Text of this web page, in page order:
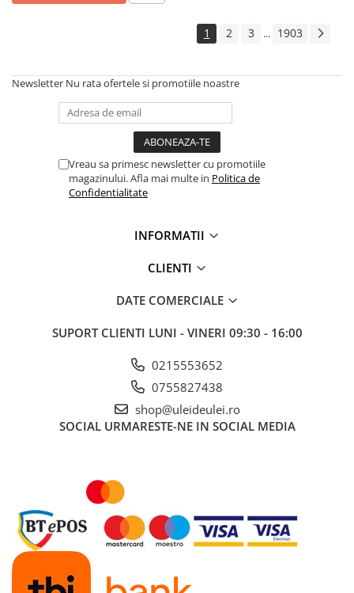
■ Tavite auto portbagaj
■ Accesorii auto interior
■ Accesorii auto exterior
■ Intretinere auto
■ Siguranta auto
■ Suporturi portbagaj
■ Echipamente atelier
■ Odorizanti auto
■ Consumabile vopsitorie
■ Lampi camioane
■ Carlige remorcare
■ Accesorii vehicule electrice
1 2 3 ... 1903
Newsletter Nu rata ofertele si promotiile noastre
Vreau sa primesc newsletter cu promotiile
magazinului. Afla mai multe in Politica de
Confidentialitate
INFORMATII
CLIENTI
DATE COMERCIALE
SUPORT CLIENTI LUNI - VINERI 09:30 - 16:00
0215553652
0755827438
shop@uleideulei.ro
SOCIAL URMARESTE-NE IN SOCIAL MEDIA